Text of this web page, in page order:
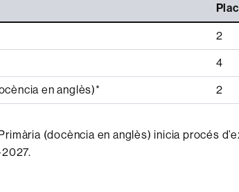
2
4
en anglès)* 2
(docència en anglès) inicia procés